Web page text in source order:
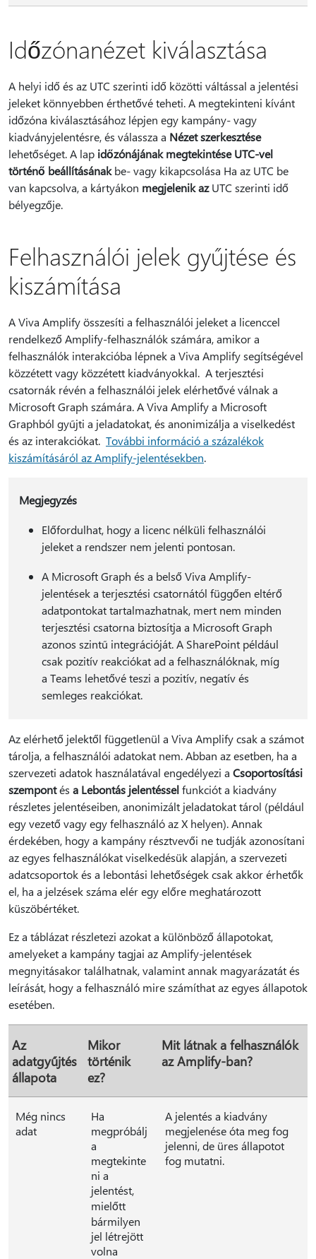
Időzónanézet kiválasztása
A helyi idő és az UTC szerinti idő közötti váltással a jelentési
jeleket könnyebben érthetővé teheti. A megtekinteni kívánt
időzóna kiválasztásához lépjen egy kampány- vagy
kiadványjelentésre, és válassza a Nézet szerkesztése
lehetőséget. A lap időzónájának megtekintése UTC-vel
történő beállításánakbe- vagy kikapcsolása Ha az UTC be
van kapcsolva, a kártyákon megjelenik azUTC szerinti idő
bélyegzője.
Felhasználói jelek gyűjtése és
kiszámítása
A Viva Amplify összesíti a felhasználói jeleket a licenccel
rendelkező Amplify-felhasználók számára, amikor a
felhasználók interakcióba lépnek a Viva Amplify segítségével
közzétett vagy közzétett kiadványokkal. A terjesztési
csatornák révén a felhasználói jelek elérhetővé válnak a
Microsoft Graph számára. A Viva Amplify a Microsoft
Graphból gyűjti a jeladatokat, és anonimizálja a viselkedést
és az interakciókat. További információ a százalékok
kiszámításáról az Amplify-jelentésekben.
Megjegyzés
Előfordulhat, hogy a licenc nélküli felhasználói
jeleket a rendszer nem jelenti pontosan.
A Microsoft Graph és a belső Viva Amplify-
jelentések a terjesztési csatornától függően eltérő
adatpontokat tartalmazhatnak, mert nem minden
terjesztési csatorna biztosítja a Microsoft Graph
azonos szintű integrációját. A SharePoint például
csak pozitív reakciókat ad a felhasználóknak, míg
a Teams lehetővé teszi a pozitív, negatív és
semleges reakciókat.
Az elérhető jelektől függetlenül a Viva Amplify csak a számot
tárolja, a felhasználói adatokat nem. Abban az esetben, ha a
szervezeti adatok használatával engedélyezi a Csoportosítási
szempontés a Lebontás jelentésselfunkciót a kiadvány
részletes jelentéseiben, anonimizált jeladatokat tárol (például
egy vezető vagy egy felhasználó az X helyen). Annak
érdekében, hogy a kampány résztvevői ne tudják azonosítani
az egyes felhasználókat viselkedésük alapján, a szervezeti
adatcsoportok és a lebontási lehetőségek csak akkor érhetők
el, ha a jelzések száma elér egy előre meghatározott
küszöbértéket.
Ez a táblázat részletezi azokat a különböző állapotokat,
amelyeket a kampány tagjai az Amplify-jelentések
megnyitásakor találhatnak, valamint annak magyarázatát és
leírását, hogy a felhasználó mire számíthat az egyes állapotok
esetében.
Az
adatgyűjtés
állapota
Mikor
történik
ez?
Mit látnak a felhasználók
az Amplify-ban?
Még nincs
adat
Ha
megpróbálj
a
megtekinte
ni a
jelentést,
mielőtt
bármilyen
jel létrejött
volna
A jelentés a kiadvány
megjelenése óta meg fog
jelenni, de üres állapotot
fog mutatni.